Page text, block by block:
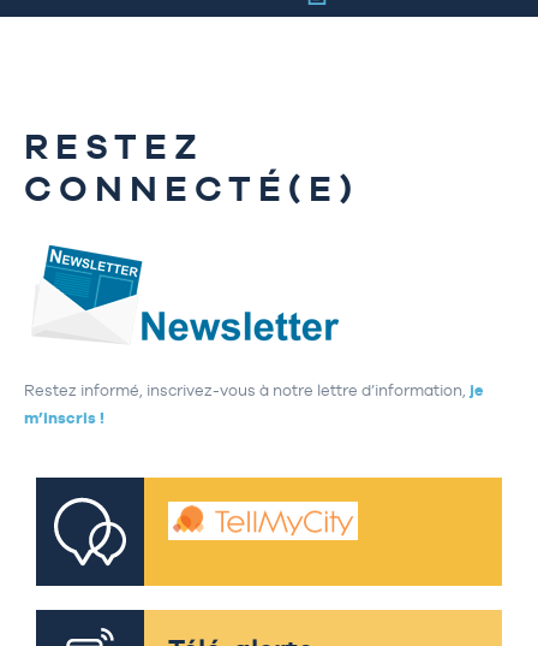
RESTEZ
CONNECTÉ(E)
Restez informé, inscrivez-vous à notre lettre d’information, je
m’inscris !